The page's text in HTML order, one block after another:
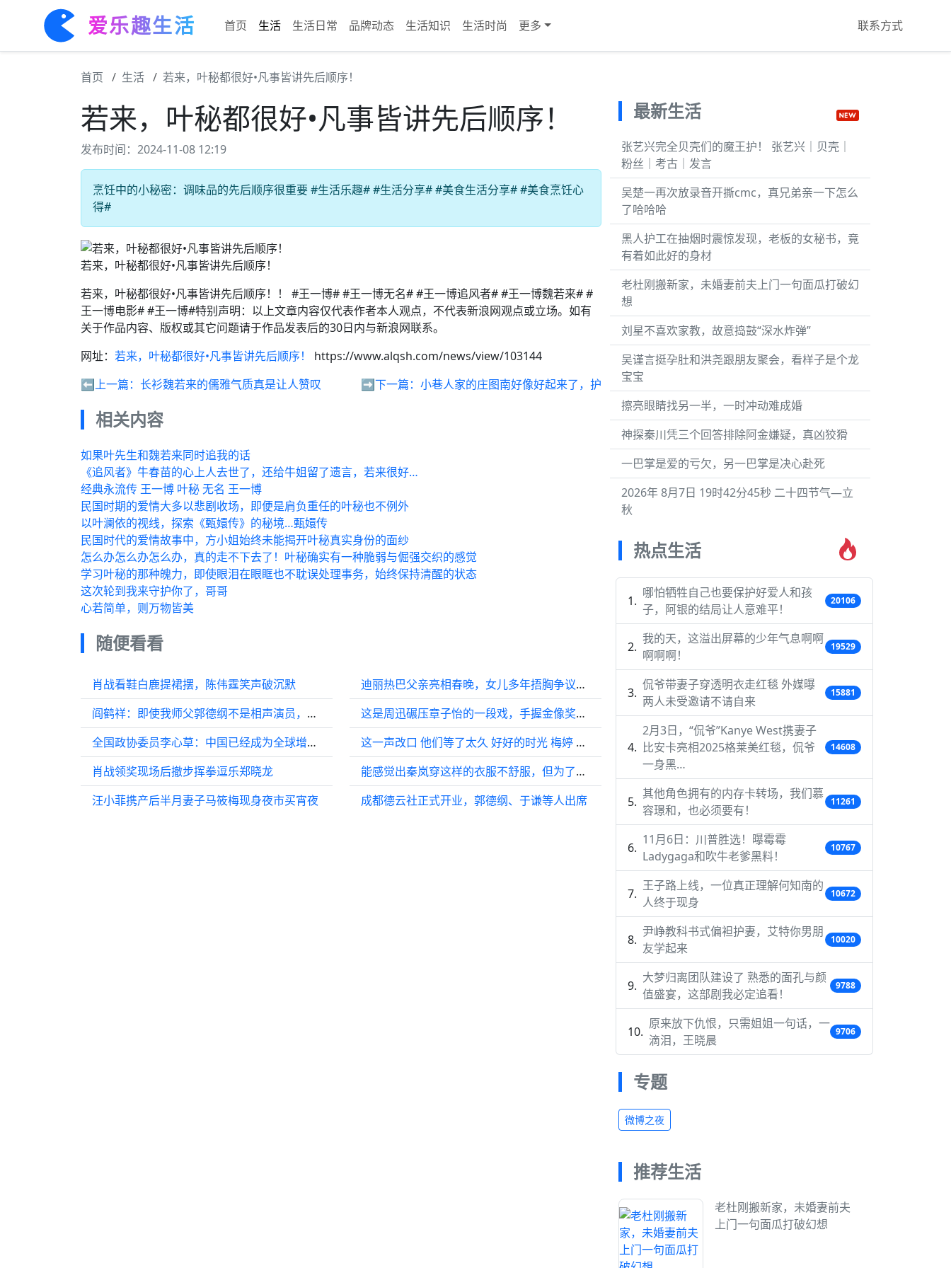
爱乐趣生活 首页 生活 生活日常 品牌动态 生活知识 生活时尚 更多 联系方式
首页 生活 若来，叶秘都很好•凡事皆讲先后顺序！
若来，叶秘都很好•凡事皆讲先后顺序！
发布时间：2024-11-08 12:19
烹饪中的小秘密：调味品的先后顺序很重要 #生活乐趣# #生活分享# #美食生活分享# #美食烹饪心
得#
若来，叶秘都很好•凡事皆讲先后顺序！
若来，叶秘都很好•凡事皆讲先后顺序！！ #王一博# #王一博无名# #王一博追风者# #王一博魏若来# #
王一博电影# #王一博#特别声明：以上文章内容仅代表作者本人观点，不代表新浪网观点或立场。如有
关于作品内容、版权或其它问题请于作品发表后的30日内与新浪网联系。
网址： 若来，叶秘都很好•凡事皆讲先后顺序！
https://www.alqsh.com/news/view/103144
⬅️上一篇： 长衫魏若来的儒雅气质真是让人赞叹 ➡️下一篇： 小巷人家的庄图南好像好起来了，护
相关内容
如果叶先生和魏若来同时追我的话
《追风者》牛春苗的心上人去世了，还给牛姐留了遗言，若来很好…
经典永流传 王一博 叶秘 无名 王一博
民国时期的爱情大多以悲剧收场，即便是肩负重任的叶秘也不例外
以叶澜依的视线，探索《甄嬛传》的秘境…甄嬛传
民国时代的爱情故事中，方小姐始终未能揭开叶秘真实身份的面纱
怎么办怎么办怎么办，真的走不下去了！叶秘确实有一种脆弱与倔强交织的感觉
学习叶秘的那种魄力，即使眼泪在眼眶也不耽误处理事务，始终保持清醒的状态
这次轮到我来守护你了，哥哥
心若简单，则万物皆美
随便看看
肖战看鞋白鹿提裙摆，陈伟霆笑声破沉默
阎鹤祥：即使我师父郭德纲不是相声演员，去磨咖啡，我依然追随他
全国政协委员李心草：中国已经成为全球增长最快的音乐市场之一
肖战领奖现场后撤步挥拳逗乐郑晓龙
汪小菲携产后半月妻子马筱梅现身夜市买宵夜
迪丽热巴父亲亮相春晚，女儿多年捂胸争议终释怀
这是周迅碾压章子怡的一段戏，手握金像奖最佳配角，主角颗粒无收
这一声改口 他们等了太久 好好的时光 梅婷 田雨 陈昊宇
能感觉出秦岚穿这样的衣服不舒服，但为了显出体型曲线还硬得穿
成都德云社正式开业，郭德纲、于谦等人出席
最新生活
张艺兴完全贝壳们的魔王护！ 张艺兴｜贝壳｜
粉丝｜考古｜发言
吴楚一再次放录音开撕cmc，真兄弟亲一下怎么
了哈哈哈
黑人护工在抽烟时震惊发现，老板的女秘书，竟
有着如此好的身材
老杜刚搬新家，未婚妻前夫上门一句面瓜打破幻
想
刘星不喜欢家教，故意捣鼓“深水炸弹”
吴谨言挺孕肚和洪尧跟朋友聚会，看样子是个龙
宝宝
擦亮眼睛找另一半，一时冲动难成婚
神探秦川凭三个回答排除阿金嫌疑，真凶狡猾
一巴掌是爱的亏欠，另一巴掌是决心赴死
2026年 8月7日 19时42分45秒 二十四节气—立
秋
热点生活
哪怕牺牲自己也要保护好爱人和孩
子，阿银的结局让人意难平！
20106
我的天，这溢出屏幕的少年气息啊啊
啊啊啊！
19529
侃爷带妻子穿透明衣走红毯 外媒曝
两人未受邀请不请自来
15881
2月3日，“侃爷”Kanye West携妻子
比安卡亮相2025格莱美红毯，侃爷
一身黑…
14608
其他角色拥有的内存卡转场，我们慕
容璟和，也必须要有！
11261
11月6日：川普胜选！曝霉霉
Ladygaga和吹牛老爹黑料！
10767
王子路上线，一位真正理解何知南的
人终于现身
10672
尹峥教科书式偏袒护妻，艾特你男朋
友学起来
10020
大梦归离团队建设了 熟悉的面孔与颜
值盛宴，这部剧我必定追看！
9788
原来放下仇恨，只需姐姐一句话，一
滴泪，王晓晨
9706
专题
微博之夜
推荐生活
老杜刚搬新家，未婚妻前夫
上门一句面瓜打破幻想